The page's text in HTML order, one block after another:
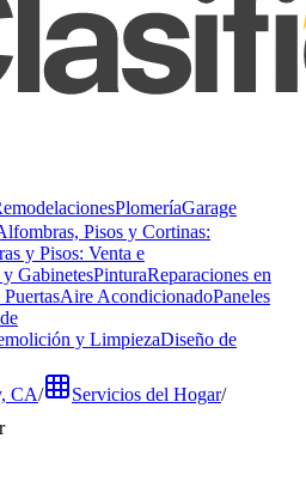
PlomeríaGarage
Pisos y Cortinas:
y Pisos: Venta e
GabinetesPinturaReparaciones en
Aire AcondicionadoPaneles
y LimpiezaDiseño de
CA/ Servicios del Hogar/